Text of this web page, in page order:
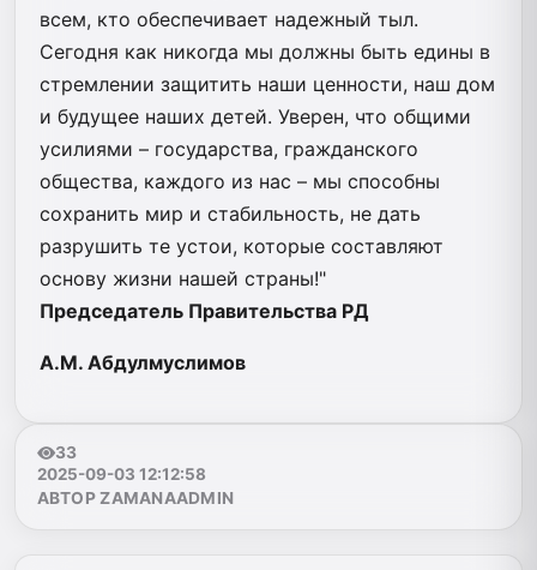
всем, кто обеспечивает надежный тыл.
Сегодня как никогда мы должны быть едины в
стремлении защитить наши ценности, наш дом
и будущее наших детей. Уверен, что общими
усилиями – государства, гражданского
общества, каждого из нас – мы способны
сохранить мир и стабильность, не дать
разрушить те устои, которые составляют
основу жизни нашей страны!"
Председатель Правительства РД
А.М. Абдулмуслимов
33
2025-09-03 12:12:58
АВТОР ZAMANAADMIN